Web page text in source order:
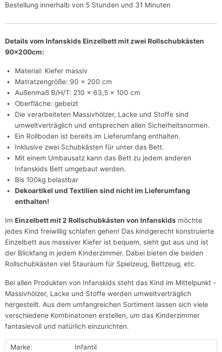
Bestellung innerhalb von 5 Stunden und 31 Minuten
Details vom Infanskids Einzelbett mit zwei Rollschubkästen
90x200cm:
Material: Kiefer massiv
Matratzengröße: 90 x 200 cm
Außenmaß B/H/T: 210 x 63,5 x 100 cm
Oberfläche: gebeizt
Die verarbeiteten Massivhölzer, Lacke und Stoffe sind
umweltverträglich und entsprechen allen Sicherheitsnormen.
Ein Rollboden ist bereits im Lieferumfang enthalten.
Inklusive zwei Schubkästen für unter das Bett.
Mit einem Umbausatz kann das Bett zu jedem anderen
Infanskids Bett umgebaut werden.
Bis 100kg belastbar
Dekoartikel und Textilien sind nicht im Lieferumfang
enthalten!
Im Einzelbett mit 2 Rollschubkästen von Infanskids möchte
jedes Kind freiwillig schlafen gehen! Das kindgerecht konstruierte
Einzelbett aus massiver Kiefer ist bequem, sieht gut aus und ist
der Blickfang in jedem Kinderzimmer. Dabei bieten die beiden
Rollschubkästen viel Stauraum für Spielzeug, Bettzeug, etc.
Bei allen Produkten von Infanskids steht das Kind im Mittelpunkt -
Massivhölzer, Lacke und Stoffe werden umweltverträglich
hergestellt. Aus dem umfangreichen Sortiment lassen sich viele
verschiedene Kombinatonen erstellen, um das Kinderzimmer
fantasievoll und natürlich einzurichten.
Marke:
Infantil